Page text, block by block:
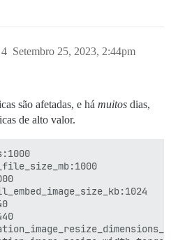
Setembro 25, 2023, 2:44pm
4
são afetadas, e há muitos dias,
de alto valor.